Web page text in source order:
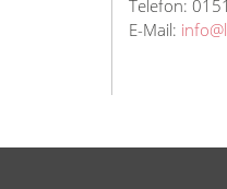
Telefon:
E-Mail: